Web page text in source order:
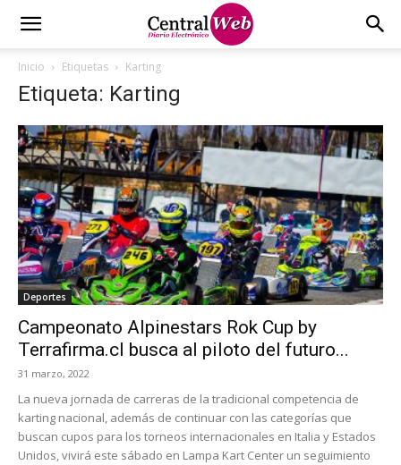
Inicio Etiquetas Karting
Etiqueta: Karting
Deportes
Campeonato Alpinestars Rok Cup by
Terrafirma.cl busca al piloto del futuro...
31 marzo, 2022
La nueva jornada de carreras de la tradicional competencia de
karting nacional, además de continuar con las categorías que
buscan cupos para los torneos internacionales en Italia y Estados
Unidos, vivirá este sábado en Lampa Kart Center un seguimiento